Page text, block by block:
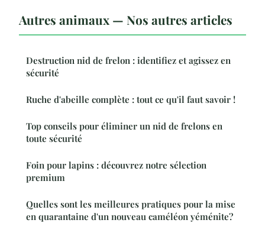
Autres animaux — Nos autres articles
Destruction nid de frelon : identifiez et agissez en
sécurité
Ruche d'abeille complète : tout ce qu'il faut savoir !
Top conseils pour éliminer un nid de frelons en
toute sécurité
Foin pour lapins : découvrez notre sélection
premium
Quelles sont les meilleures pratiques pour la mise
en quarantaine d'un nouveau caméléon yéménite?